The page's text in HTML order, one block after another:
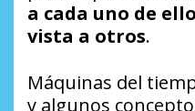
a cada uno de
vista a otros.
Máquinas del
y algunos